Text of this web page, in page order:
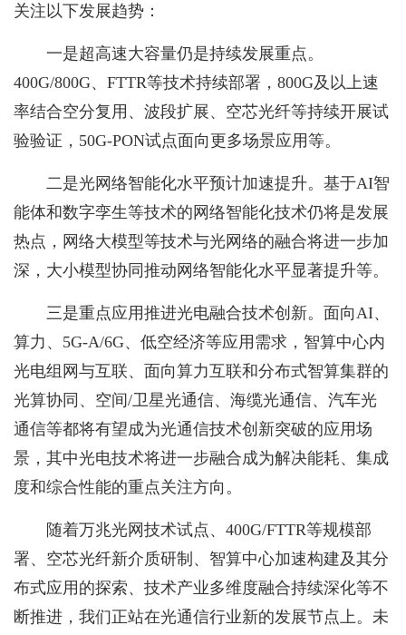
关注以下发展趋势：
一是超高速大容量仍是持续发展重点。
400G/800G、FTTR等技术持续部署，800G及以上速
率结合空分复用、波段扩展、空芯光纤等持续开展试
验验证，50G-PON试点面向更多场景应用等。
二是光网络智能化水平预计加速提升。基于AI智
能体和数字孪生等技术的网络智能化技术仍将是发展
热点，网络大模型等技术与光网络的融合将进一步加
深，大小模型协同推动网络智能化水平显著提升等。
三是重点应用推进光电融合技术创新。面向AI、
算力、5G-A/6G、低空经济等应用需求，智算中心内
光电组网与互联、面向算力互联和分布式智算集群的
光算协同、空间/卫星光通信、海缆光通信、汽车光
通信等都将有望成为光通信技术创新突破的应用场
景，其中光电技术将进一步融合成为解决能耗、集成
度和综合性能的重点关注方向。
随着万兆光网技术试点、400G/FTTR等规模部
署、空芯光纤新介质研制、智算中心加速构建及其分
布式应用的探索、技术产业多维度融合持续深化等不
断推进，我们正站在光通信行业新的发展节点上。未